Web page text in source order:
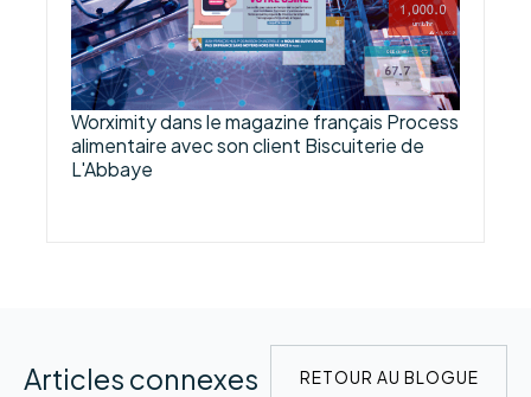
Worximity dans le magazine français Process
alimentaire avec son client Biscuiterie de
L'Abbaye
Articles connexes RETOUR AU BLOGUE